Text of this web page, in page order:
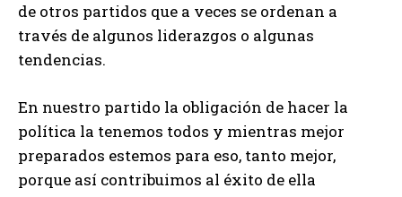
de otros partidos que a veces se ordenan a
través de algunos liderazgos o algunas
tendencias.
En nuestro partido la obligación de hacer la
política la tenemos todos y mientras mejor
preparados estemos para eso, tanto mejor,
porque así contribuimos al éxito de ella